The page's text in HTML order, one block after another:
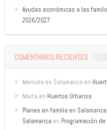
Ayudas económicas a las
2026/2027
COMENTARIOS RECIENTES
Menuda es Salamanca en
Marta en Huertos Urbanos
Planes en familia en
Salamanca en Programación